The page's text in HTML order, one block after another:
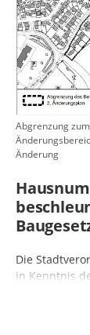
Abgrenzung zum
Änderung
Die
in Kenntnis
12 im